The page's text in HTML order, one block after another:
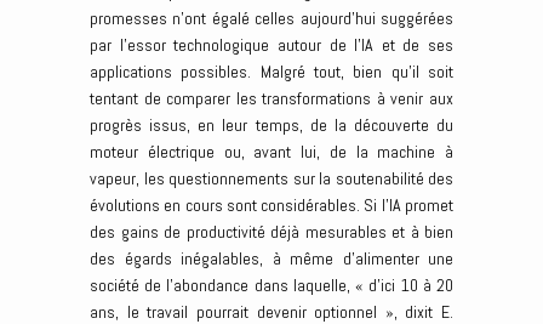
promesses n’ont égalé celles aujourd’hui suggérées
par l’essor technologique autour de l’IA et de ses
applications possibles. Malgré tout, bien qu’il soit
tentant de comparer les transformations à venir aux
progrès issus, en leur temps, de la découverte du
moteur électrique ou, avant lui, de la machine à
vapeur, les questionnements sur la soutenabilité des
évolutions en cours sont considérables. Si l’IA promet
des gains de productivité déjà mesurables et à bien
des égards inégalables, à même d’alimenter une
société de l’abondance dans laquelle, « d’ici 10 à 20
ans, le travail pourrait devenir optionnel », dixit E.